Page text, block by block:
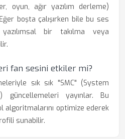
oyun, ağır yazılım derleme)
boşta çalışırken bile bu ses
bir takılma veya
fan sesini etkiler mi?
sık sık "SMC" (System
güncellemeleri yayınlar. Bu
optimize ederek
sunabilir.